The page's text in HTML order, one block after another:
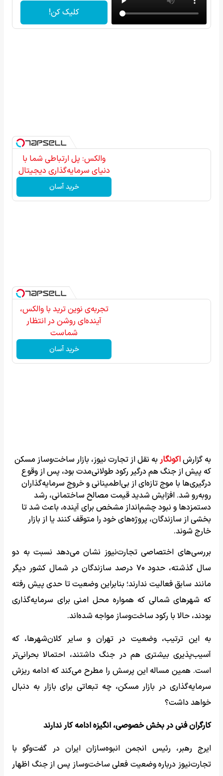
کلیک کن!
والکس: پل ارتباطی شما با
دنیای سرمایه‌گذاری دیجیتال
خرید آسان
تجربه‌ی نوین ترید با والکس،
آینده‌ای روشن در انتظار
شماست
خرید آسان
به گزارشاکونگار به نقل از تجارت نیوز، بازار ساخت‌وساز مسکن
که پیش از جنگ هم درگیر رکود طولانی‌مدت بود، پس از وقوع
درگیری‌ها با موج تازه‌ای از بی‌اطمینانی و خروج سرمایه‌گذاران
روبه‌رو شد. افزایش شدید قیمت مصالح ساختمانی، رشد
دستمزدها و نبود چشم‌انداز مشخص برای آینده، باعث شد تا
بخشی از سازندگان، پروژه‌های خود را متوقف کنند یا از بازار
خارج شوند.
بررسی‌های اختصاصی تجارت‌نیوز نشان می‌دهد نسبت به دو
سال گذشته، حدود ۷۰ درصد سازندگان در شمال کشور دیگر
مانند سابق فعالیت ندارند؛ بنابراین وضعیت تا حدی پیش رفته
که شهرهای شمالی که همواره محل امنی برای سرمایه‌گذاری
بودند، حالا با رکود ساخت‌وساز مواجه شده‌اند.
به این ترتیب، وضعیت در تهران و سایر کلان‌شهرها، که
آسیب‌پذیری بیشتری هم در جنگ داشتند، احتمالا بحرانی‌تر
است. همین مساله این پرسش را مطرح می‌کند که ادامه ریزش
سرمایه‌گذاری در بازار مسکن، چه تبعاتی برای بازار به دنبال
خواهد داشت؟
کارگران فنی در بخش خصوصی، انگیزه ادامه کار ندارند
ایرج رهبر، رئیس انجمن انبوه‌سازان ایران در گفت‌وگو با
تجارت‌نیوز درباره وضعیت فعلی ساخت‌وساز پس از جنگ اظهار